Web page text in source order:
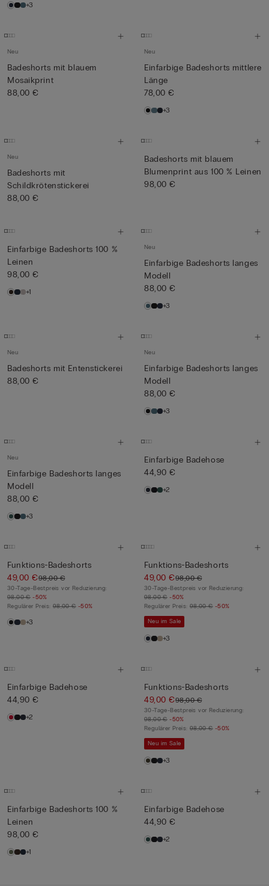
+3
Neu
Badeshorts mit blauem
Mosaikprint
88,00 €
Neu
Einfarbige Badeshorts mittlere
Länge
78,00 €
+3
Neu
Badeshorts mit
Schildkrötenstickerei
88,00 €
Badeshorts mit blauem
Blumenprint aus 100 % Leinen
98,00 €
Einfarbige Badeshorts 100 %
Leinen
98,00 €
+1
Neu
Einfarbige Badeshorts langes
Modell
88,00 €
+3
Neu
Badeshorts mit Entenstickerei
88,00 €
Neu
Einfarbige Badeshorts langes
Modell
88,00 €
+3
Neu
Einfarbige Badeshorts langes
Modell
88,00 €
+3
Einfarbige Badehose
44,90 €
+2
Funktions-Badeshorts
49,00 €98,00 €
30-Tage-Bestpreis vor Reduzierung:
98,00 € -50%
Regulärer Preis: 98,00 € -50%
+3
Funktions-Badeshorts
49,00 €98,00 €
30-Tage-Bestpreis vor Reduzierung:
98,00 € -50%
Regulärer Preis: 98,00 € -50%
Neu im Sale
+3
Einfarbige Badehose
44,90 €
+2
Funktions-Badeshorts
49,00 €98,00 €
30-Tage-Bestpreis vor Reduzierung:
98,00 € -50%
Regulärer Preis: 98,00 € -50%
Neu im Sale
+3
Einfarbige Badeshorts 100 %
Leinen
98,00 €
+1
Einfarbige Badehose
44,90 €
+2